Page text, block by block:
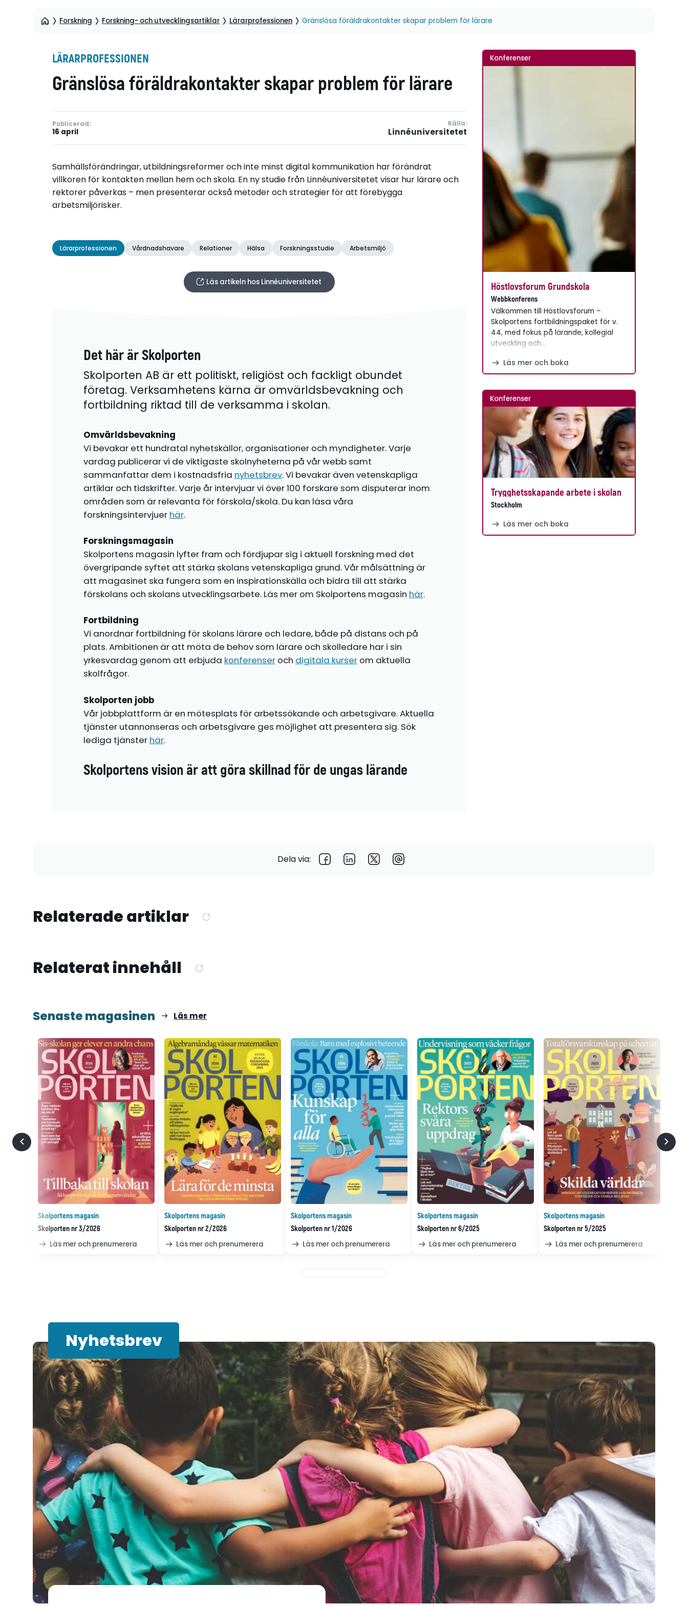
Forskning Forskning- och utvecklingsartiklar Lärarprofessionen Gränslösa föräldrakontakter skapar problem för lärare
LÄRARPROFESSIONEN
Gränslösa föräldrakontakter skapar problem för lärare
Publicerad:
16 april
Källa:
Linnéuniversitetet
Samhällsförändringar, utbildningsreformer och inte minst digital kommunikation har förändrat
villkoren för kontakten mellan hem och skola. En ny studie från Linnéuniversitetet visar hur lärare och
rektorer påverkas – men presenterar också metoder och strategier för att förebygga
arbetsmiljörisker.
Lärarprofessionen Vårdnadshavare Relationer Hälsa Forskningsstudie Arbetsmiljö
Läs artikeln hos Linnéuniversitetet
Det här är Skolporten
Skolporten AB är ett politiskt, religiöst och fackligt obundet
företag. Verksamhetens kärna är omvärldsbevakning och
fortbildning riktad till de verksamma i skolan.
Omvärldsbevakning
Vi bevakar ett hundratal nyhetskällor, organisationer och myndigheter. Varje
vardag publicerar vi de viktigaste skolnyheterna på vår webb samt
sammanfattar dem i kostnadsfria nyhetsbrev. Vi bevakar även vetenskapliga
artiklar och tidskrifter. Varje år intervjuar vi över 100 forskare som disputerar inom
områden som är relevanta för förskola/skola. Du kan läsa våra
forskningsintervjuer här.
Forskningsmagasin
Skolportens magasin lyfter fram och fördjupar sig i aktuell forskning med det
övergripande syftet att stärka skolans vetenskapliga grund. Vår målsättning är
att magasinet ska fungera som en inspirationskälla och bidra till att stärka
förskolans och skolans utvecklingsarbete. Läs mer om Skolportens magasin här.
Fortbildning
Vi anordnar fortbildning för skolans lärare och ledare, både på distans och på
plats. Ambitionen är att möta de behov som lärare och skolledare har i sin
yrkesvardag genom att erbjuda konferenseroch digitala kurserom aktuella
skolfrågor.
Skolporten jobb
Vår jobbplattform är en mötesplats för arbetssökande och arbetsgivare. Aktuella
tjänster utannonseras och arbetsgivare ges möjlighet att presentera sig. Sök
lediga tjänster här.
Skolportens vision är att göra skillnad för de ungas lärande
Konferenser
Höstlovsforum Grundskola
Webbkonferens
Välkommen till Höstlovsforum –
Skolportens fortbildningspaket för v.
44, med fokus på lärande, kollegial
utveckling och…
Läs mer och boka
Konferenser
Trygghetsskapande arbete i skolan
Stockholm
Läs mer och boka
Dela via:
Relaterade artiklar
Relaterat innehåll
Senaste magasinen Läs mer
Skolportens magasin
Skolporten nr 3/2026
Läs mer och prenumerera
Skolportens magasin
Skolporten nr 2/2026
Läs mer och prenumerera
Skolportens magasin
Skolporten nr 1/2026
Läs mer och prenumerera
Skolportens magasin
Skolporten nr 6/2025
Läs mer och prenumerera
Skolportens magasin
Skolporten nr 5/2025
Läs mer och prenumerera
Nyhetsbrev